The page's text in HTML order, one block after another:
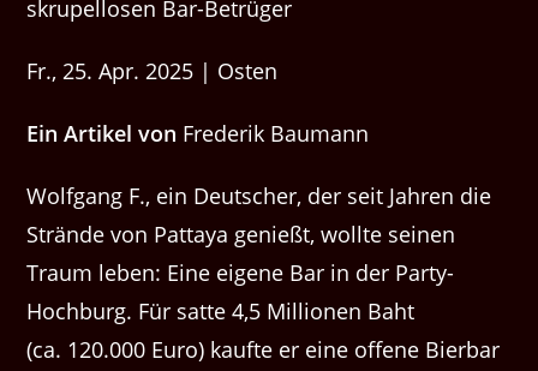
Fr., 25. Apr. 2025 | Osten
Ein Artikel von Frederik Baumann
Wolf­gang F., ein Deutsch­er, der seit Jahren die
Strände von Pat­taya genießt, wollte seinen
Traum leben: Eine eigene Bar in der Par­ty-
Hochburg. Für sat­te 4,5 Mil­lio­nen Baht
(ca. 120.000 Euro) kaufte er eine offene Bier­bar